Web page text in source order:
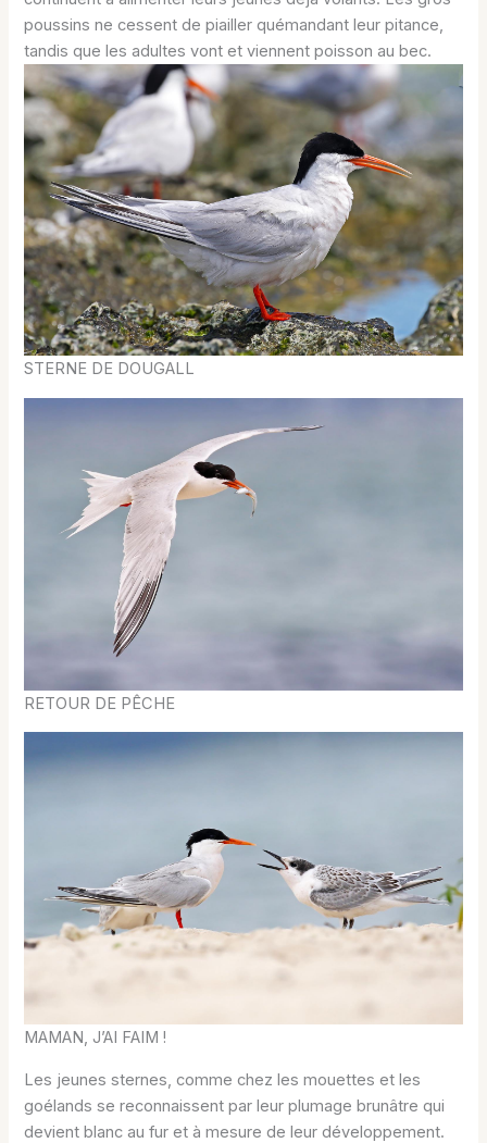
poussins ne cessent de piailler quémandant leur pitance,
tandis que les adultes vont et viennent poisson au bec.
STERNE DE DOUGALL
RETOUR DE PÊCHE
MAMAN, J’AI FAIM !
Les jeunes sternes, comme chez les mouettes et les
goélands se reconnaissent par leur plumage brunâtre qui
devient blanc au fur et à mesure de leur développement.